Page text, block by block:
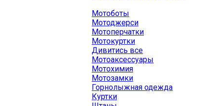
Мотоботы
Мотоджерси
Мотоперчатки
Мотокуртки
Дивитись все
Мотоаксессуары
Мотохимия
Мотозамки
Горнолыжная одежда
Куртки